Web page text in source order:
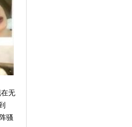
无
骚